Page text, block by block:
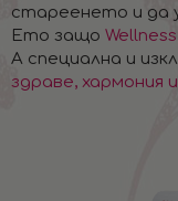
стареенето и да
Ето защо
А специална и
здраве, хармония